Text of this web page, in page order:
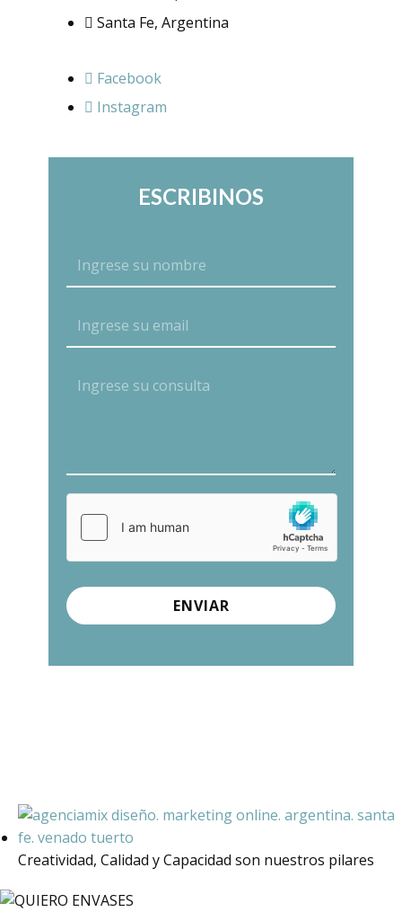
Santa Fe, Argentina
Facebook
Instagram
ESCRIBINOS
ENVIAR
Creatividad, Calidad y Capacidad son nuestros pilares